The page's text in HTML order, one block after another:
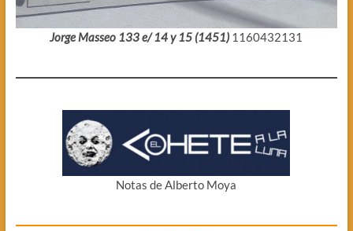
Jorge Masseo 133 e/ 14 y 15 (1451) 1160432131
Notas de Alberto Moya